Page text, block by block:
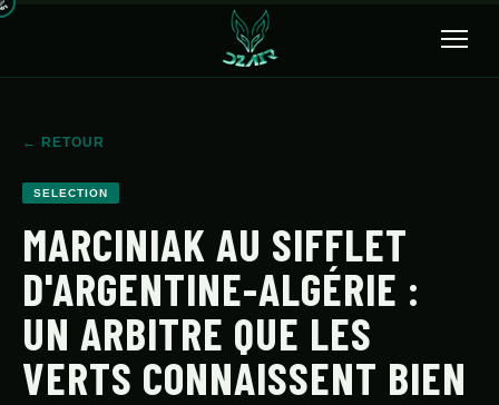
ACCUEIL
SÉLECTION
TRANSFERTS
CLUBS
← RETOUR
SELECTION
MARCINIAK AU SIFFLET
D'ARGENTINE-ALGÉRIE :
UN ARBITRE QUE LES
VERTS CONNAISSENT BIEN